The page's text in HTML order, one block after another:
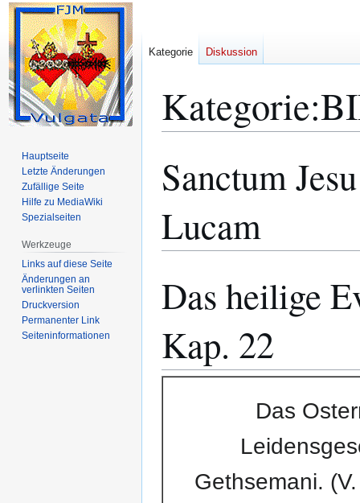
Kategorie:
Navigation
Suche
Sanctum
Lucam
Das heilige
Kap. 22
Das
Gethsemani.
Kategorie Diskussion
Hauptseite
Letzte Änderungen
Zufällige Seite
Hilfe zu MediaWiki
Spezialseiten
Werkzeuge
Links auf diese Seite
Änderungen an
verlinkten Seiten
Druckversion
Permanenter Link
Seiten­­informationen